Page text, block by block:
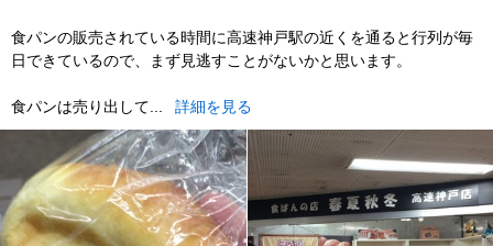
食パンの販売されている時間に高速神戸駅の近くを通ると行列が毎
日できているので、まず見逃すことがないかと思います。
食パンは売り出して... 詳細を見る